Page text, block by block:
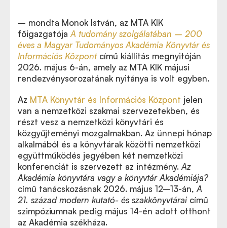
– mondta Monok István, az MTA KIK
főigazgatója A tudomány szolgálatában – 200
éves a Magyar Tudományos Akadémia Könyvtár és
Információs Központcímű kiállítás megnyitóján
2026. május 6-án, amely az MTA KIK májusi
rendezvénysorozatának nyitánya is volt egyben.
Az MTA Könyvtár és Információs Központ jelen
van a nemzetközi szakmai szervezetekben, és
részt vesz a nemzetközi könyvtári és
közgyűjteményi mozgalmakban. Az ünnepi hónap
alkalmából és a könyvtárak közötti nemzetközi
együttműködés jegyében két nemzetközi
konferenciát is szervezett az intézmény. Az
Akadémia könyvtára vagy a könyvtár Akadémiája?
című tanácskozásnak 2026. május 12–13-án, A
21. század modern kutató- és szakkönyvtárai című
szimpóziumnak pedig május 14-én adott otthont
az Akadémia székháza.